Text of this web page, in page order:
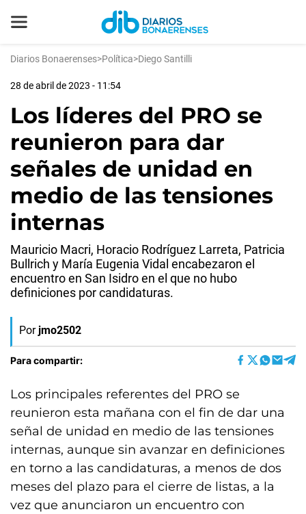
Diarios Bonaerenses>Política>Diego Santilli
28 de abril de 2023 - 11:54
Los líderes del PRO se
reunieron para dar
señales de unidad en
medio de las tensiones
internas
Mauricio Macri, Horacio Rodríguez Larreta, Patricia
Bullrich y María Eugenia Vidal encabezaron el
encuentro en San Isidro en el que no hubo
definiciones por candidaturas.
Por jmo2502
Para compartir:
Los principales referentes del PRO se
reunieron esta mañana con el fin de dar una
señal de unidad en medio de las tensiones
internas, aunque sin avanzar en definiciones
en torno a las candidaturas, a menos de dos
meses del plazo para el cierre de listas, a la
vez que anunciaron un encuentro con